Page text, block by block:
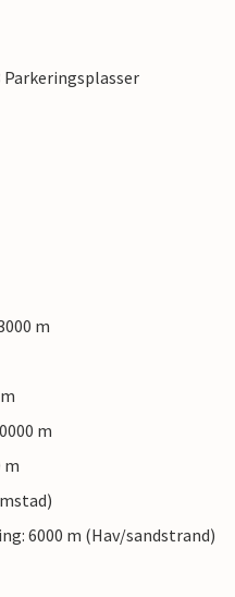
m
m
m
6000 m (Hav/sandstrand)